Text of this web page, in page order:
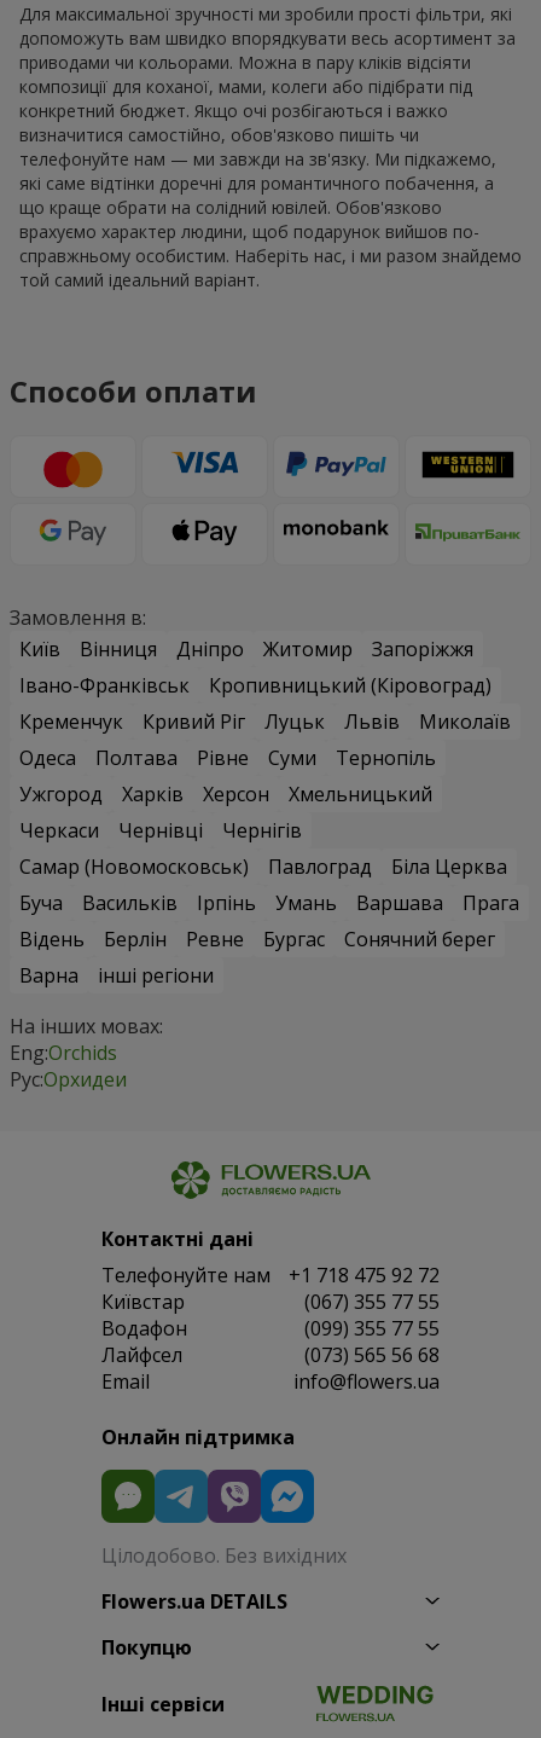
Для максимальної зручності ми зробили прості фільтри, які
допоможуть вам швидко впорядкувати весь асортимент за
приводами чи кольорами. Можна в пару кліків відсіяти
композиції для коханої, мами, колеги або підібрати під
конкретний бюджет. Якщо очі розбігаються і важко
визначитися самостійно, обов'язково пишіть чи
телефонуйте нам — ми завжди на зв'язку. Ми підкажемо,
які саме відтінки доречні для романтичного побачення, а
що краще обрати на солідний ювілей. Обов'язково
врахуємо характер людини, щоб подарунок вийшов по-
справжньому особистим. Наберіть нас, і ми разом знайдемо
той самий ідеальний варіант.
Способи оплати
Замовлення в:
Київ
Вінниця Дніпро Житомир
Запоріжжя
Івано-Франківськ
Кропивницький (Кіровоград)
Кременчук
Кривий Ріг Луцьк Львів
Миколаїв
Одеса
Полтава Рівне Суми
Тернопіль
Ужгород
Харків Херсон
Хмельницький
Черкаси
Чернівці
Чернігів
Самар (Новомосковськ)
Павлоград
Біла Церква
Буча
Васильків Ірпінь Умань Варшава
Прага
Відень
Берлін Ревне Бургас
Сонячний берег
Варна
інші регіони
На інших мовах:
Eng:Orchids
Рус:Орхидеи
Контактні дані
Телефонуйте нам
+1 718 475 92 72
Київстар
(067) 355 77 55
Водафон
(099) 355 77 55
Лайфсел
(073) 565 56 68
Email
info@flowers.ua
Онлайн підтримка
Цілодобово. Без вихідних
Flowers.ua DETAILS
Покупцю
Інші сервіси